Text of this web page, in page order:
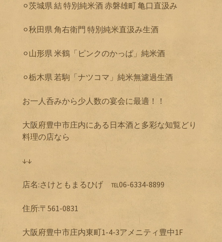
⚪︎茨城県 結 特別純米酒 赤磐雄町 亀口直汲み
⚪︎秋田県 角右衛門 特別純米直汲み生酒
⚪︎山形県 米鶴「ピンクのかっぱ」純米酒
⚪︎栃木県 若駒「ナツコマ」純米無濾過生酒
お一人呑みから少人数の宴会に最適！！
大阪府豊中市庄内にある日本酒と多彩な知覧どり
料理の店なら
↓↓
店名:さけともまるひげ ℡06-6334-8899
住所:〒561-0831
大阪府豊中市庄内東町1-4-3アメニティ豊中1F